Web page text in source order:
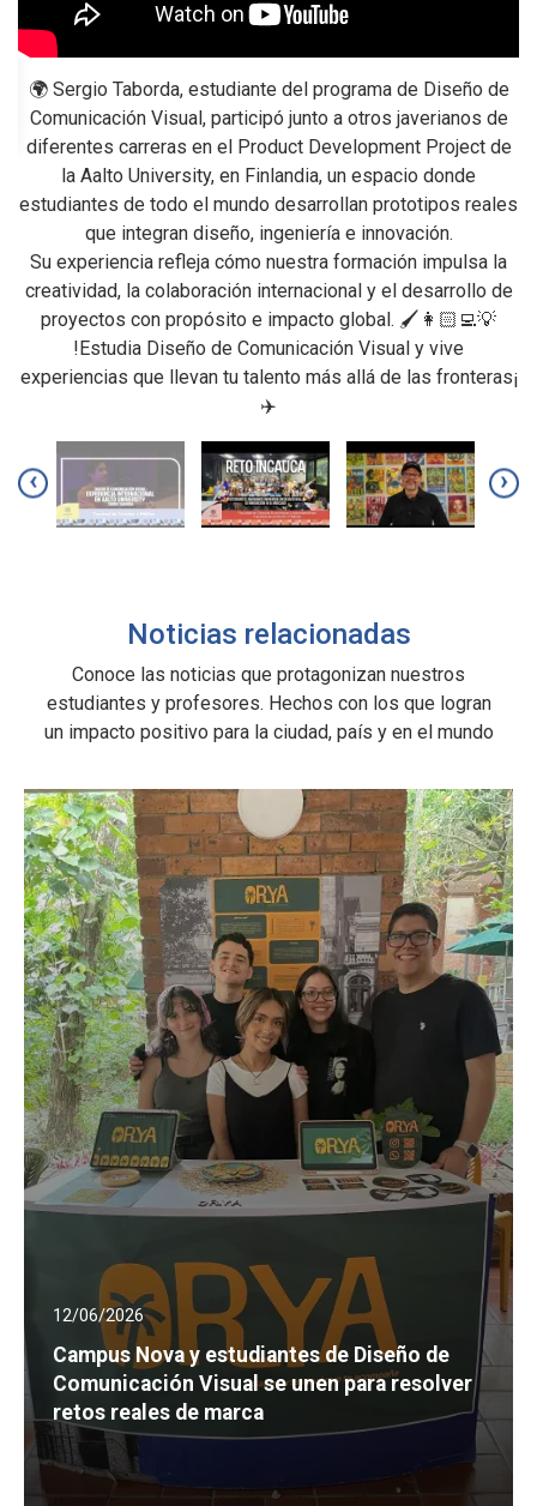
🌍 Sergio Taborda, estudiante del programa de Diseño de
Comunicación Visual, participó junto a otros javerianos de
diferentes carreras en el Product Development Project de
la Aalto University, en Finlandia, un espacio donde
estudiantes de todo el mundo desarrollan prototipos reales
que integran diseño, ingeniería e innovación.
Su experiencia refleja cómo nuestra formación impulsa la
creatividad, la colaboración internacional y el desarrollo de
proyectos con propósito e impacto global. 🖌️👩🏻‍💻💡
!Estudia Diseño de Comunicación Visual y vive
experiencias que llevan tu talento más allá de las fronteras¡
✈️
‹ ›
Noticias relacionadas
Conoce las noticias que protagonizan nuestros
estudiantes y profesores. Hechos con los que logran
un impacto positivo para la ciudad, país y en el mundo
12/06/2026
Campus Nova y estudiantes de Diseño de
Comunicación Visual se unen para resolver
retos reales de marca